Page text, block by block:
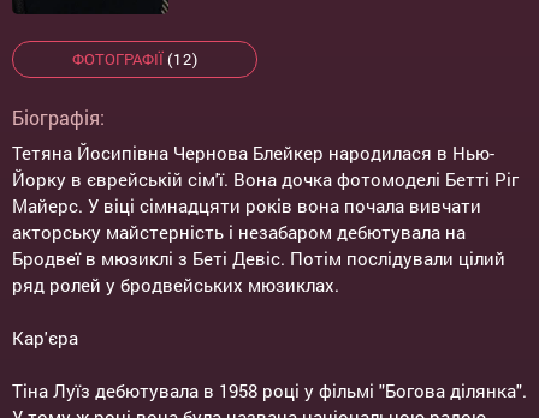
ФОТОГРАФІЇ(12)
Біографія:
Тетяна Йосипівна Чернова Блейкер народилася в Нью-
Йорку в єврейській сім'ї. Вона дочка фотомоделі Бетті Ріг
Майерс. У віці сімнадцяти років вона почала вивчати
акторську майстерність і незабаром дебютувала на
Бродвеї в мюзиклі з Беті Девіс. Потім послідували цілий
ряд ролей у бродвейських мюзиклах.
Кар'єра
Тіна Луїз дебютувала в 1958 році у фільмі "Богова ділянка".